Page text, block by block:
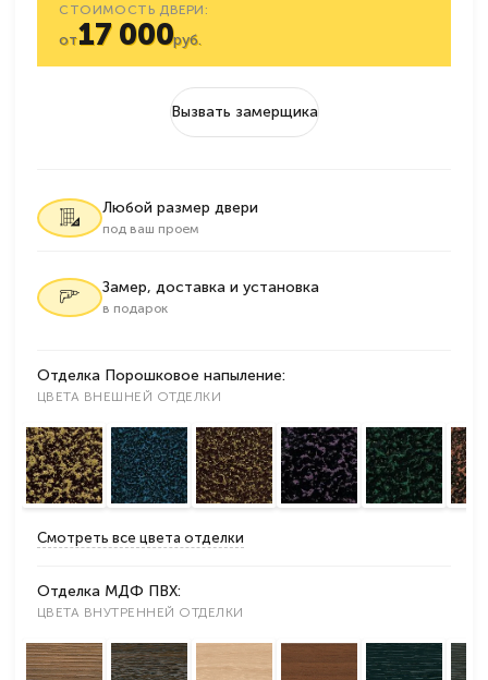
СТОИМОСТЬ ДВЕРИ:
от17 000руб.
Вызвать замерщика
Любой размер двери
под ваш проем
Замер, доставка и установка
в подарок
Отделка Порошковое напыление:
ЦВЕТА ВНЕШНЕЙ ОТДЕЛКИ
Смотреть все цвета отделки
Отделка МДФ ПВХ:
ЦВЕТА ВНУТРЕННЕЙ ОТДЕЛКИ